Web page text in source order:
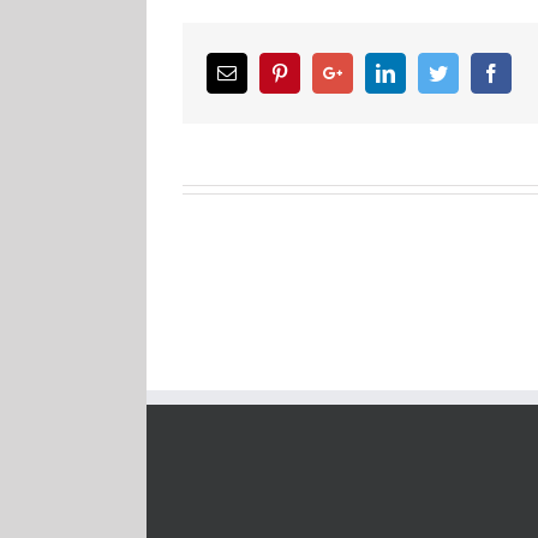
Facebook
Twitter
LinkedIn
Google+
Pinterest
Email